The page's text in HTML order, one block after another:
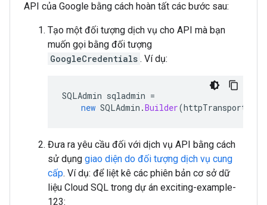
API của Google bằng cách hoàn tất các bước sau:
Tạo một đối tượng dịch vụ cho API mà bạn
muốn gọi bằng đối tượng
GoogleCredentials . Ví dụ:
SQLAdmin sqladmin =
new SQLAdmin .Builder(httpTransport
Đưa ra yêu cầu đối với dịch vụ API bằng cách
sử dụng giao diện do đối tượng dịch vụ cung
cấp. Ví dụ: để liệt kê các phiên bản cơ sở dữ
liệu Cloud SQL trong dự án exciting-example-
123: